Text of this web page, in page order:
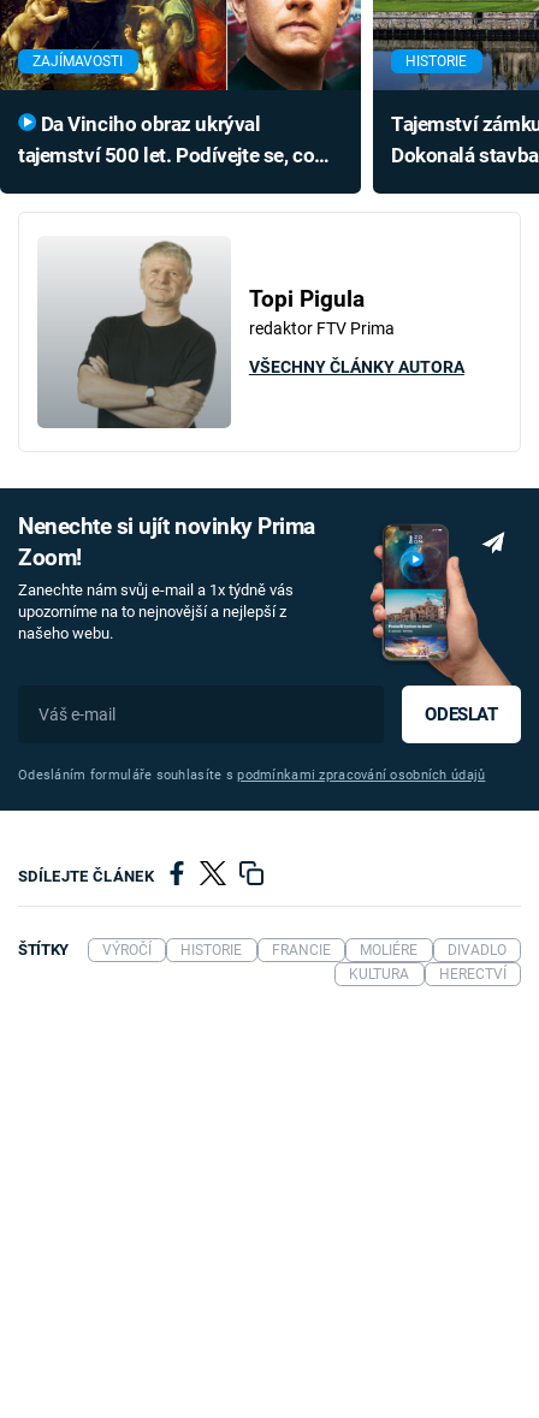
ZAJÍMAVOSTI
tajemství 500 let. Podívejte se, co
HISTORIE
Tajemství
Dokonalá
Topi Pigula
redaktor FTV Prima
VŠECHNY ČLÁNKY AUTORA
Nenechte si ujít novinky Prima
Zoom!
Zanechte nám svůj e-mail a 1x týdně vás
upozorníme na to nejnovější a nejlepší z
našeho webu.
ODESLAT
Odesláním formuláře souhlasíte spodmínkami zpracování osobních údajů
SDÍLEJTE ČLÁNEK
ŠTÍTKY VÝROČÍ HISTORIE FRANCIE MOLIÉRE
DIVADLO
KULTURA
HERECTVÍ